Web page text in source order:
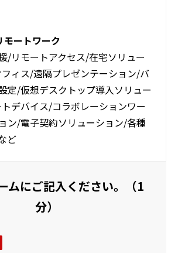
ートワーク
/リモートアクセス/在宅ソリュー
ィス/遠隔プレゼンテーション/バ
定/仮想デスクトップ導入ソリュー
デバイス/コラボレーションワー
ン/電子契約ソリューション/各種
ど
ムにご記入ください。（1
分）